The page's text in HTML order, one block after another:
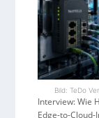
Bild: TeDo
Interview: Wie
Edge-to-